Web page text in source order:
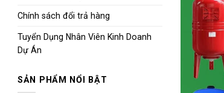
Chính sách đổi trả hàng
Tuyển Dụng Nhân Viên Kinh Doanh
Dự Án
SẢN PHẨM NỔI BẬT